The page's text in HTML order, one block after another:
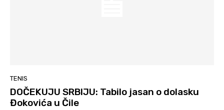
TENIS
DOČEKUJU SRBIJU: Tabilo jasan o dolasku
Đokovića u Čile